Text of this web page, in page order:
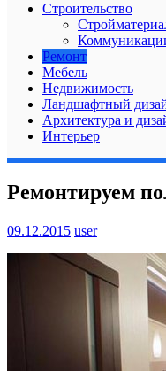
Строительство
Ремонт
Мебель
Недвижимость
Ландшафтный
Архитектура и
Интерьер
Ремонтируем
09.12.2015 user